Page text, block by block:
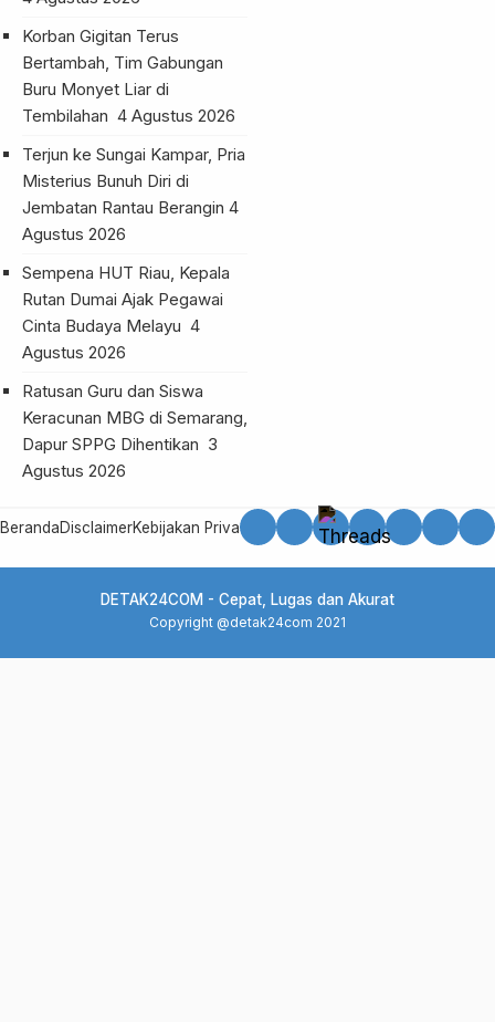
Korban Gigitan Terus
Bertambah, Tim Gabungan
Buru Monyet Liar di
Tembilahan 4 Agustus 2026
Terjun ke Sungai Kampar, Pria
Misterius Bunuh Diri di
Jembatan Rantau Berangin 4
Agustus 2026
Sempena HUT Riau, Kepala
Rutan Dumai Ajak Pegawai
Cinta Budaya Melayu 4
Agustus 2026
Ratusan Guru dan Siswa
Keracunan MBG di Semarang,
Dapur SPPG Dihentikan 3
Agustus 2026
BerandaDisclaimerKebijakan Privasi Kode Etik Pedoman Media Siber
DETAK24COM - Cepat, Lugas dan Akurat
Copyright @detak24com 2021